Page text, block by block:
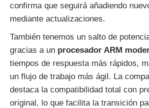
confirma que seguirá añadiendo
mediante actualizaciones.
También tenemos un salto de
gracias a un procesador ARM
tiempos de respuesta más rápidos,
un flujo de trabajo más ágil. La
destaca la compatibilidad total con
original, lo que facilita la transición